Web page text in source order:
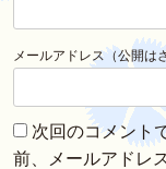
メールアドレス（公開は
次回のコメント
前、メールアドレ